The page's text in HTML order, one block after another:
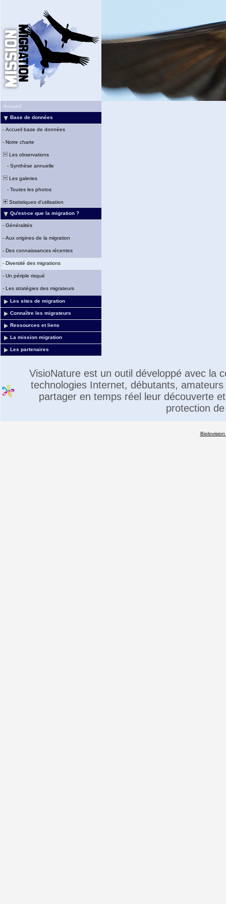
Accueil
Base de données
- Accueil base de données
- Notre charte
Les observations
- Synthèse annuelle
Les galeries
- Toutes les photos
Statistiques d'utilisation
Qu'est-ce que la migration ?
- Généralités
- Aux origines de la migration
- Des connaissances récentes
- Diversité des migrations
- Un périple risqué
- Les stratégies des migrateurs
Les sites de migration
Connaître les migrateurs
Ressources et liens
La mission migration
Les partenaires
VisioNature est un outil développé avec la
technologies Internet, débutants,
partager en temps réel leur découverte
protection
Biolovision